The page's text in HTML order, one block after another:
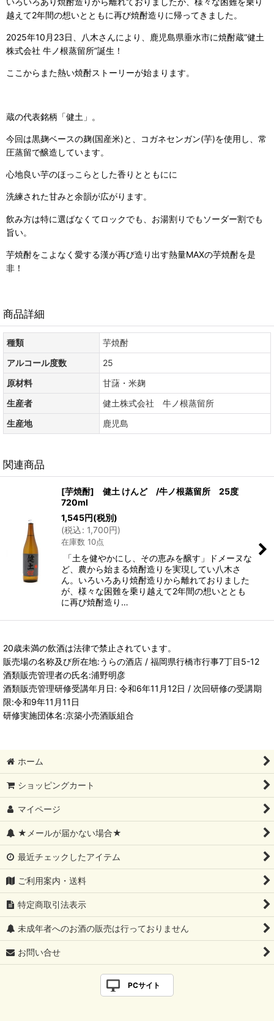
越えて2年間の想いとともに再び焼酎造りに帰ってきました。
2025年10月23日、八木さんにより、鹿児島県垂水市に焼酎蔵“健土
株式会社 牛ノ根蒸留所”誕生！
ここからまた熱い焼酎ストーリーが始まります。
蔵の代表銘柄「健土」。
今回は黒麹ベースの麹(国産米)と、コガネセンガン(芋)を使用し、常
圧蒸留で醸造しています。
心地良い芋のほっこらとした香りとともにに
洗練された甘みと余韻が広がります。
飲み方は特に選ばなくてロックでも、お湯割りでもソーダー割でも
旨い。
芋焼酎をこよなく愛する漢が再び造り出す熱量MAXの芋焼酎を是
非！
商品詳細
種類
芋焼酎
アルコール度数
25
原材料
甘藷・米麹
生産者
健土株式会社 牛ノ根蒸留所
生産地
鹿児島
関連商品
[芋焼酎] 健土 けんど /牛ノ根蒸留所 25度
720ml
1,545円(税別)
(税込: 1,700円)
在庫数 10点
「土を健やかにし、その恵みを醸す」ドメーヌな
ど、農から始まる焼酎造りを実現してい八木さ
ん。いろいろあり焼酎造りから離れておりました
が、様々な困難を乗り越えて2年間の想いととも
に再び焼酎造り…
20歳未満の飲酒は法律で禁止されています。
販売場の名称及び所在地:うらの酒店 / 福岡県行橋市行事7丁目5-12
酒類販売管理者の氏名:浦野明彦
酒類販売管理研修受講年月日: 令和6年11月12日 / 次回研修の受講期
限:令和9年11月11日
研修実施団体名:京築小売酒販組合
ホーム
ショッピングカート
マイページ
★メールが届かない場合★
最近チェックしたアイテム
ご利用案内・送料
特定商取引法表示
未成年者へのお酒の販売は行っておりません
お問い合せ
PCサイト